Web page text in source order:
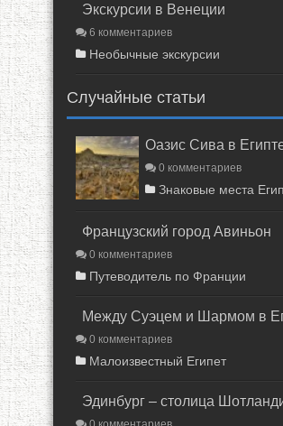
Экскурсии в Венеции
6 комментариев
Необычные экскурсии
Случайные статьи
Оазис Сива в
0 комментариев
Знаковые места
Французский город Авиньон
0 комментариев
Путеводитель по Франции
Между Суэцем и Шармом в
0 комментариев
Малоизвестный Египет
Эдинбург – столица